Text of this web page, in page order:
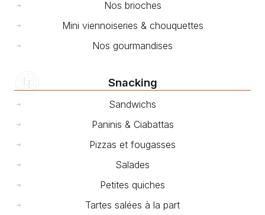
Nos brioches
Mini viennoiseries & chouquettes
Nos gourmandises
Snacking
Sandwichs
Paninis & Ciabattas
Pizzas et fougasses
Salades
Petites quiches
Tartes salées à la part